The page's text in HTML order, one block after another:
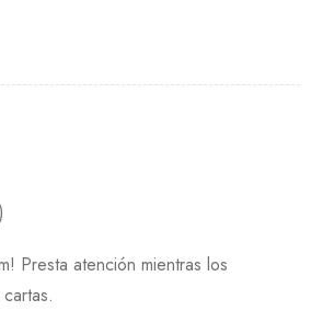
Presta atención mientras los